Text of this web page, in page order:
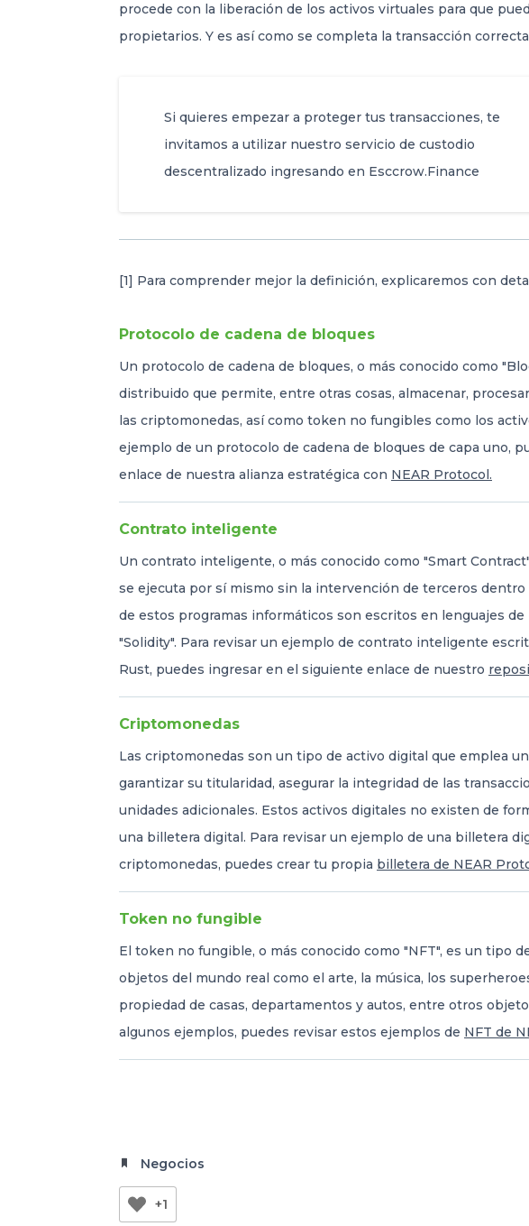
procede con la liberación de los activos virtuales para que
propietarios. Y es así como se completa la transacción
Si quieres empezar a proteger tus transacciones, te
invitamos a utilizar nuestro servicio de custodio
descentralizado ingresando en Esccrow.Finance
[1] Para comprender mejor la definición, explicaremos con
Protocolo de cadena de bloques
Un protocolo de cadena de bloques, o más conocido como
distribuido que permite, entre otras cosas, almacenar,
las criptomonedas, así como token no fungibles como los
ejemplo de un protocolo de cadena de bloques de capa uno,
enlace de nuestra alianza estratégica con NEAR Protocol.
Contrato inteligente
Un contrato inteligente, o más conocido como "Smart
se ejecuta por sí mismo sin la intervención de terceros dentro
de estos programas informáticos son escritos en lenguajes de
"Solidity". Para revisar un ejemplo de contrato inteligente
Rust, puedes ingresar en el siguiente enlace de nuestro
Criptomonedas
Las criptomonedas son un tipo de activo digital que emplea
garantizar su titularidad, asegurar la integridad de las
unidades adicionales. Estos activos digitales no existen de
una billetera digital. Para revisar un ejemplo de una billetera
criptomonedas, puedes crear tu propia billetera de NEAR
Token no fungible
El token no fungible, o más conocido como "NFT", es un tipo
objetos del mundo real como el arte, la música, los
propiedad de casas, departamentos y autos, entre otros
algunos ejemplos, puedes revisar estos ejemplos de NFT de
Negocios
+1